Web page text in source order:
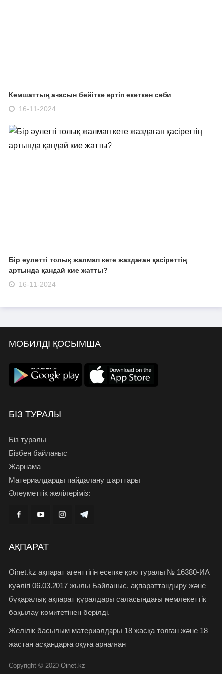
Кәмшаттың анасын бейітке ертіп әкеткен сәби
16-11-2024
Бір әулетті толық жалмап кете жаздаған қасіреттің
артында қандай кие жатты?
16-11-2024
МОБИЛДІ ҚОСЫМША
БІЗ ТУРАЛЫ
Біз туралы
Бізбен байланыс
Жарнама
Материалдарды пайдалану шарттары
Әлеуметтік желілеріміз:
АҚПАРАТ
Oinet.kz ақпарат агенттігін есепке қою туралы № 16380-ИА
куәлігі 06.03.2017 жылы Байланыс, ақпараттандыру және
бұқаралық ақпарат құралдары саласындағы мемлекеттік
бақылау комитетінен берілді.
Желілік басылым материалдары 18 жасқа толған және 18
жастан асқандарға оқуға арналған
Copyright © 2020 Oinet.kz